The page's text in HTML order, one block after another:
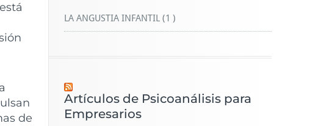
de
LA ANGUSTIA INFANTIL (1 )
Artículos de Psicoanálisis para
Empresarios